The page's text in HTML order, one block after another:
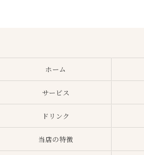
ホーム
サービス
ドリンク
当店の特徴